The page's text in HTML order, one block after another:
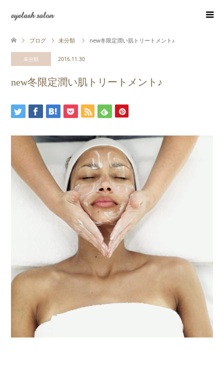
eyelash salon
ブログ 未分類 new冬限定潤い肌トリートメント♪
未分類 2016.11.30
new冬限定潤い肌トリートメント♪